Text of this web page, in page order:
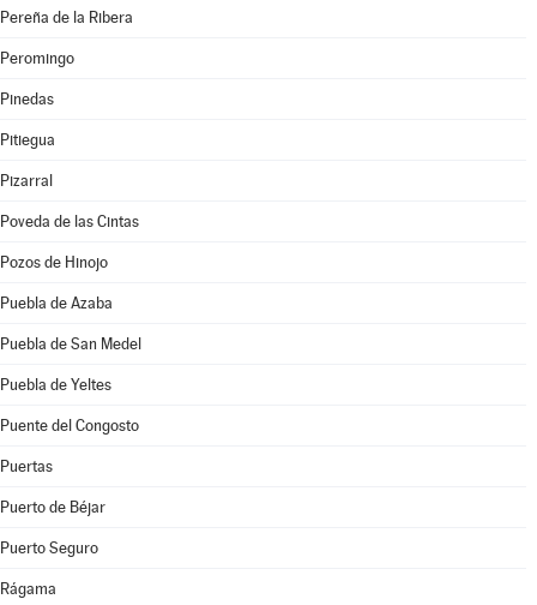
Pereña de la Ribera
Peromingo
Pinedas
Pitiegua
Pizarral
Poveda de las Cintas
Pozos de Hinojo
Puebla de Azaba
Puebla de San Medel
Puebla de Yeltes
Puente del Congosto
Puertas
Puerto de Béjar
Puerto Seguro
Rágama